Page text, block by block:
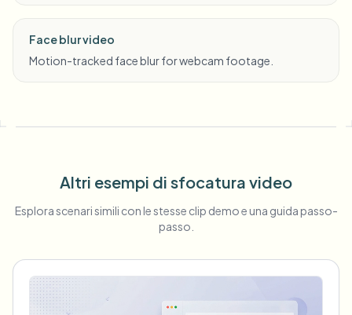
Face blur video
Motion-tracked face blur for webcam footage.
Altri esempi di sfocatura video
Esplora scenari simili con le stesse clip demo e una guida passo-
passo.